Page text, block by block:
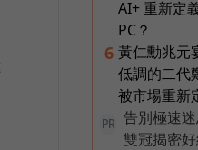
AI+ 重新定
PC？
6 黃仁勳兆元
低調的二代
被市場重新
PR
告別極速
雙冠揭密